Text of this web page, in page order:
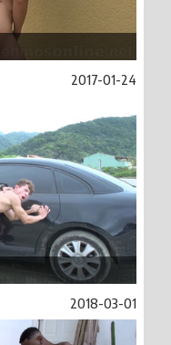
2017-01-24
2018-03-01